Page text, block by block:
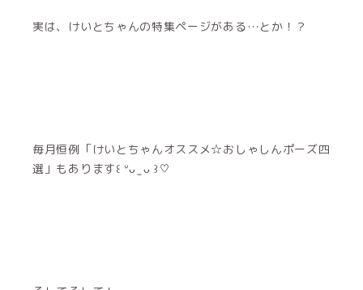
実は、けいとちゃんの特集ページがある…とか！？
毎月恒例「けいとちゃんオススメ☆おしゃしんポーズ四
選」もあります꒰ ᐡᴗ ̫ ᴗ ꒱♡